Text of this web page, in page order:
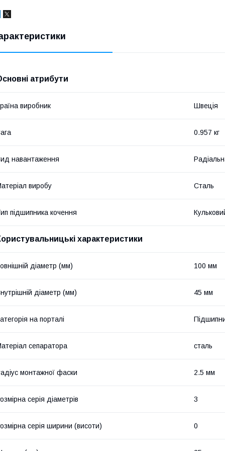
атрибути
виробник Швеція
0.957 кг
навантаження
виробу Сталь
підшипника кочення
характеристики
діаметр (мм) 100 мм
діаметр (мм) 45 мм
на порталі
сепаратора сталь
монтажної фаски 2.5 мм
серія діаметрів 3
серія ширини (висоти) 0